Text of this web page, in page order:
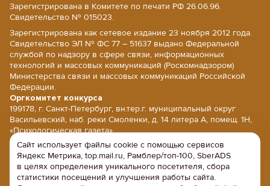
Зарегистрирована в Комитете по печати РФ 26.06.96.
Свидетельство № 015023.
Зарегистрирована как сетевое издание 23 ноября 2012 года.
Свидетельство ЭЛ № ФС 77 – 51637 выдано Федеральной
службой по надзору в сфере связи, информационных
технологий и массовых коммуникаций (Роскомнадзором)
Министерства связи и массовых коммуникаций Российской
Федерации.
Оргкомитет конкурса
199178, г. Санкт-Петербург, вн.тер.г. муниципальный округ
Васильевский, наб. реки Смоленки, д. 14 литера А, помещ. 1Н,
«Психологическая газета».
E-mail: psy@psy.su; сайт: www.psy.su
Напишите нам
Политика конфиденциальности
Сайт использует файлы cookie с помощью сервисов
Яндекс Метрика, top.mail.ru, Рамблер/топ-100, SberADS
в целях определения уникального посетителя, сбора
статистики посещений и улучшения работы сайта.